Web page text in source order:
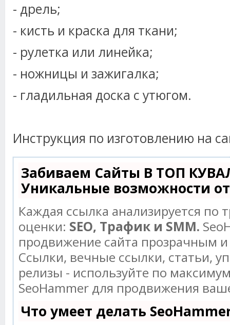
- дрель;
- кисть и краска для ткани;
- рулетка или линейка;
- ножницы и зажигалка;
- гладильная доска с утюгом.
Инструкция по изготовлению на
Забиваем Сайты В ТОП
Уникальные возможности
Каждая ссылка анализируется по
оценки: SEO, Трафик и SMM.
продвижение сайта прозрачным
Ссылки, вечные ссылки, статьи,
релизы - используйте по
SeoHammer для продвижения
Что умеет делать